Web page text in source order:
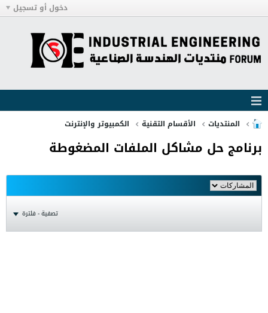
دخول أو تسجيل
المنتديات الأقسام التقنية الكمبيوتر والإنترنت
برنامج حل مشاكل الملفات المضغوطة
تصفية - فلترة